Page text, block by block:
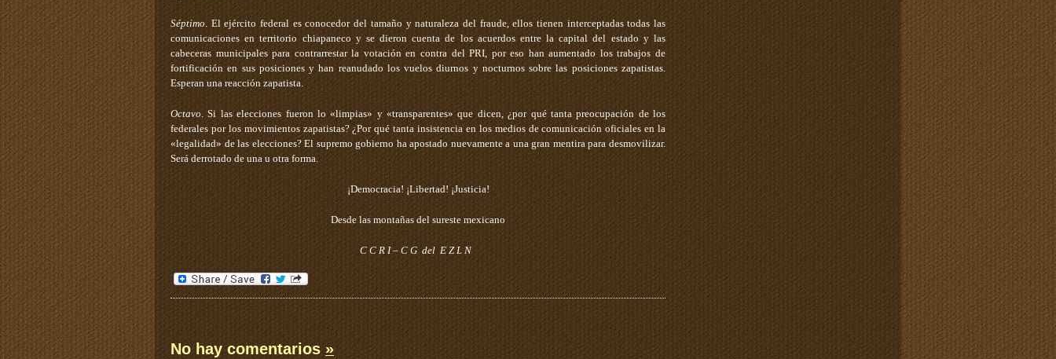
Séptimo. El ejército federal es conocedor del tamaño y naturaleza del fraude, ellos tienen interceptadas todas las
comunicaciones en territorio chiapaneco y se dieron cuenta de los acuerdos entre la capital del estado y las
cabeceras municipales para contrarrestar la votación en contra del PRI, por eso han aumentado los trabajos de
fortificación en sus posiciones y han reanudado los vuelos diurnos y nocturnos sobre las posiciones zapatistas.
Esperan una reacción zapatista.
Octavo. Si las elecciones fueron lo «limpias» y «transparentes» que dicen, ¿por qué tanta preocupación de los
federales por los movimientos zapatistas? ¿Por qué tanta insistencia en los medios de comunicación oficiales en la
«legalidad» de las elecciones? El supremo gobierno ha apostado nuevamente a una gran mentira para desmovilizar.
Será derrotado de una u otra forma.
¡Democracia! ¡Libertad! ¡Justicia!
Desde las montañas del sureste mexicano
C C R I – C G del E Z L N
No hay comentarios »